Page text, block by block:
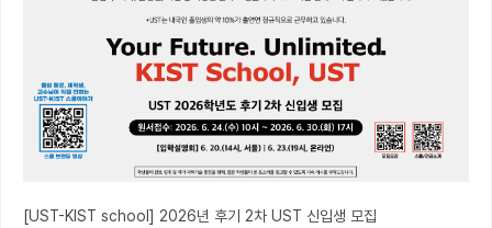
[UST-KIST school] 2026년 후기 2차 UST 신입생 모집